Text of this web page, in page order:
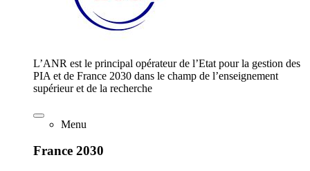
L’ANR est le principal opérateur de l’Etat pour la gestion des
PIA et de France 2030 dans le champ de l’enseignement
supérieur et de la recherche
Menu
France 2030